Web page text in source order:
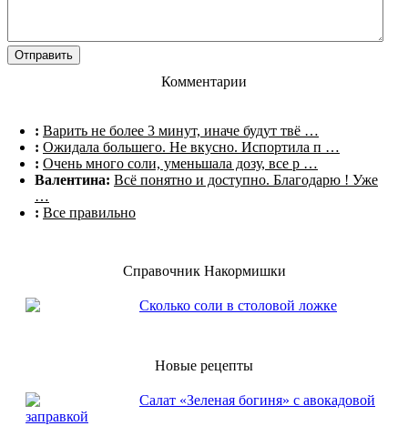
Комментарии
: Варить не более 3 минут, иначе будут твё …
: Ожидала большего. Не вкусно. Испортила п …
: Очень много соли, уменьшала дозу, все р …
Валентина: Всё понятно и доступно. Благодарю ! Уже
…
: Все правильно
Справочник Накормишки
Сколько соли в столовой ложке
Новые рецепты
Салат «Зеленая богиня» с авокадовой
заправкой